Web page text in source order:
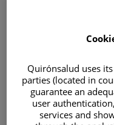
Quirónsalud uses
parties (located in
guarantee an
user
services and